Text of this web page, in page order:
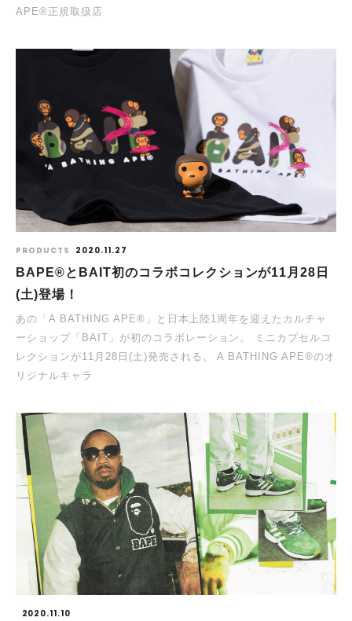
APE®︎正規取扱店
PRODUCTS 2020.11.27
BAPE®とBAIT初のコラボコレクションが11月28日
(土)登場！
あの「A BATHING APE®」と日本上陸1周年を迎えたカルチャ
ーショップ「BAIT」が初のコラボレーション。 ミニカプセルコ
レクションが11月28日(土)発売される。 A BATHING APE®のオ
リジナルキャラ
2020.11.10